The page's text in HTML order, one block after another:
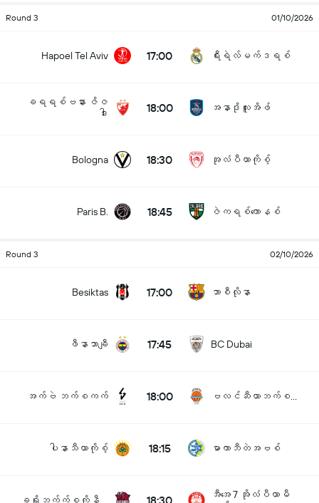
Round 3 01/10/2026
Hapoel Tel Aviv 17:00 ရီးရဲလ်မက်ဒရစ်
ခရရစ်ဗနား ဇိဇ
ဒါး
18:00 အနာဒိုလူးအိဖ်
Bologna 18:30 အုလံပီယာကိုစ့်
Paris B. 18:45 ဇဲကရစ်ကောနစ်
Round 3 02/10/2026
Besiktas 17:00 ဘာစီလိုနာ
ဖီနာဘာချီ 17:45 BC Dubai
အက်ဗဲ ဘက်စကက် 18:00
ပါနာသီယာကိုစ့် 18:15 မာကာဘီတဲအဗစ်
18:30
အီအေ 7 အိုလံပီယာမီ